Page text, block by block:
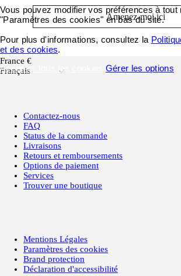
Amenez-moi ici
France €
Français
Contactez-nous
FAQ
Status de la commande
Livraisons
Retours et remboursements
Options de paiement
Services
Trouver une boutique
Mentions Légales
Paramètres des cookies
Brand protection
Déclaration d'accessibilité
Vous pouvez modifier vos préférences à tout
"Paramètres des cookies" en bas du site.
Pour plus d'informations, consultez la
et des cookies.
Accepter tous les cookies
Gérer les options